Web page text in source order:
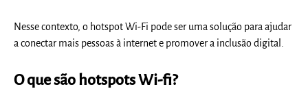
Nesse contexto, o hotspot Wi-Fi pode ser uma solução para ajudar
a conectar mais pessoas à internet e promover a inclusão digital.
O que são hotspots Wi-fi?